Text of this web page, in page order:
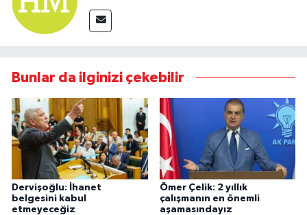
Bunlar da ilginizi çekebilir
Dervişoğlu: İhanet
belgesini kabul
etmeyeceğiz
Ömer Çelik: 2 yıllık
çalışmanın en önemli
aşamasındayız